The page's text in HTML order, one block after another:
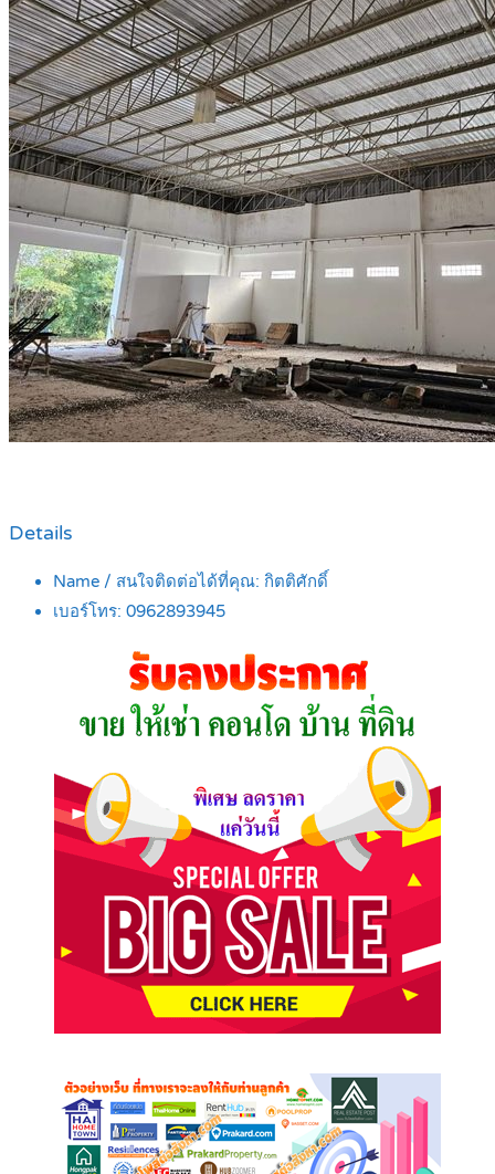
Details
Name / สนใจติดต่อได้ที่คุณ: กิตติศักดิ์
เบอร์โทร: 0962893945